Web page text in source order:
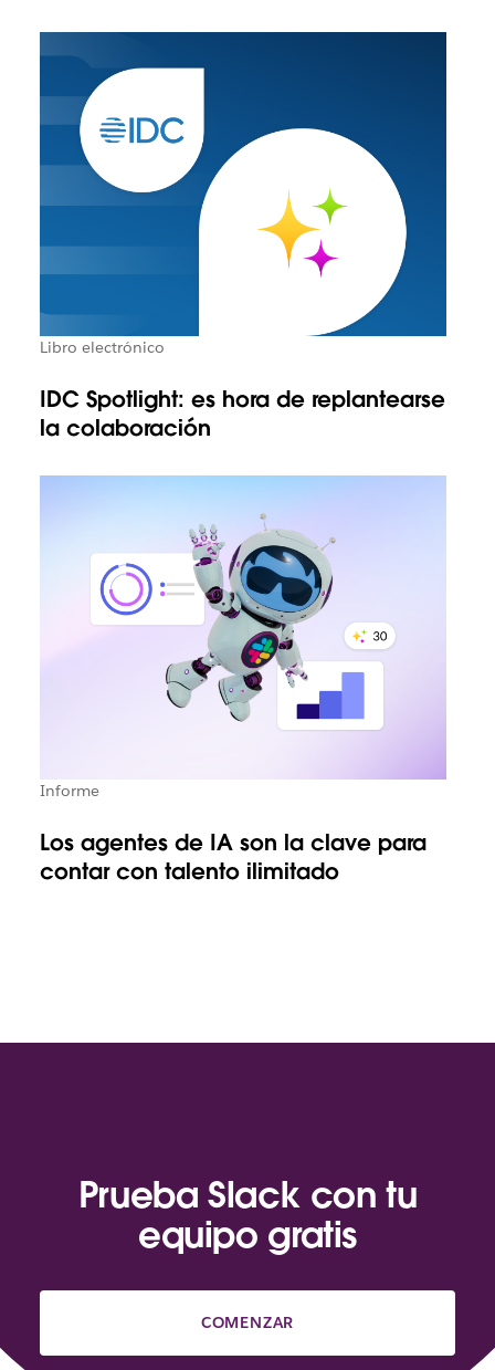
Libro electrónico
IDC Spotlight: es hora de replantearse
la colaboración
Informe
Los agentes de IA son la clave para
contar con talento ilimitado
Prueba Slack con tu
equipo gratis
COMENZAR